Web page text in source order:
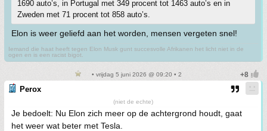
1690 auto’s, in Portugal met 349 procent tot 1463 auto’s en in
Zweden met 71 procent tot 858 auto’s.
Elon is weer geliefd aan het worden, mensen vergeten snel!
Iemand die haat heeft tegen Elon Musk gunt succesvolle Afrikanen het licht niet in de
ogen en is een racist bigot.
• vrijdag 5 juni 2026 @ 09:20 • 2
Perox
(niet de echte)
Je bedoelt: Nu Elon zich meer op de achtergrond houdt, gaat
het weer wat beter met Tesla.